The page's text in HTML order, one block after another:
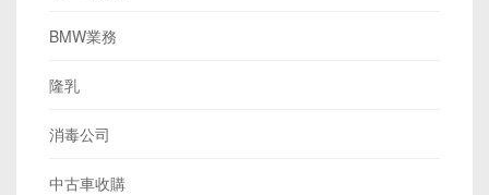
BMW業務
隆乳
消毒公司
中古車收購